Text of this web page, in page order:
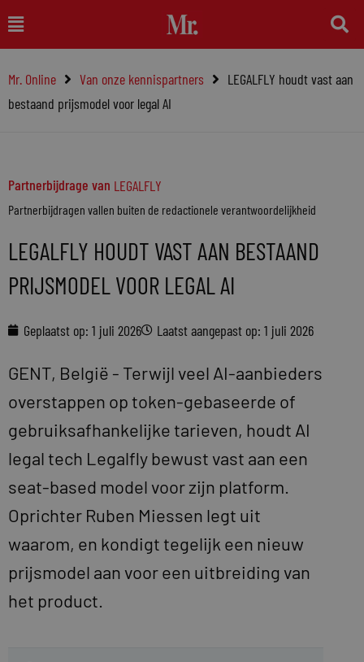
naar
inhoud
Main
Menu
Mr. Online Van onze kennispartners
LEGALFLY houdt vast aan
bestaand prijsmodel voor legal AI
Partnerbijdrage van LEGALFLY
Partnerbijdragen vallen buiten de redactionele verantwoordelijkheid
LEGALFLY HOUDT VAST AAN BESTAAND
PRIJSMODEL VOOR LEGAL AI
Geplaatst op: 1 juli 2026 Laatst aangepast op: 1 juli 2026
GENT, België - Terwijl veel AI-aanbieders
overstappen op token-gebaseerde of
gebruiksafhankelijke tarieven, houdt AI
legal tech Legalfly bewust vast aan een
seat-based model voor zijn platform.
Oprichter Ruben Miessen legt uit
waarom, en kondigt tegelijk een nieuw
prijsmodel aan voor een uitbreiding van
het product.